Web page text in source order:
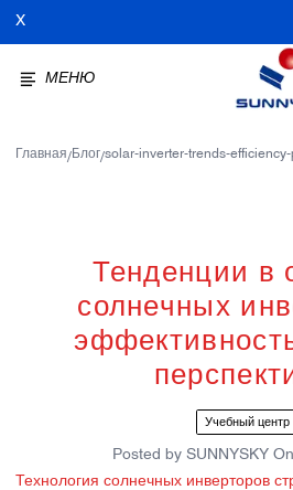
X
МЕНЮ
Главная/Блог/solar-inverter-trends-
Тенденции в
солнечных
Учебный центр
Posted by SUNNYSKYOn
Технология солнечных инверторов